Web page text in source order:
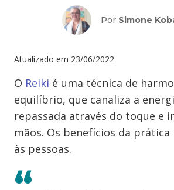
Por Simone
Atualizado em 23/06/2022
O Reiki é uma técnica de
equilíbrio, que canaliza a
repassada através do toque e
mãos. Os benefícios da
às pessoas.